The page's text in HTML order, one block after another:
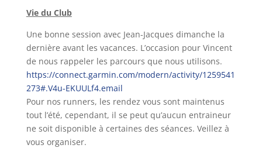
Vie du Club
Une bonne session avec Jean-Jacques dimanche la
dernière avant les vacances. L’occasion pour Vincent
de nous rappeler les parcours que nous utilisons.
https://connect.garmin.com/modern/activity/1259541
273#.V4u-EKUULf4.email
Pour nos runners, les rendez vous sont maintenus
tout l’été, cependant, il se peut qu’aucun entraineur
ne soit disponible à certaines des séances. Veillez à
vous organiser.